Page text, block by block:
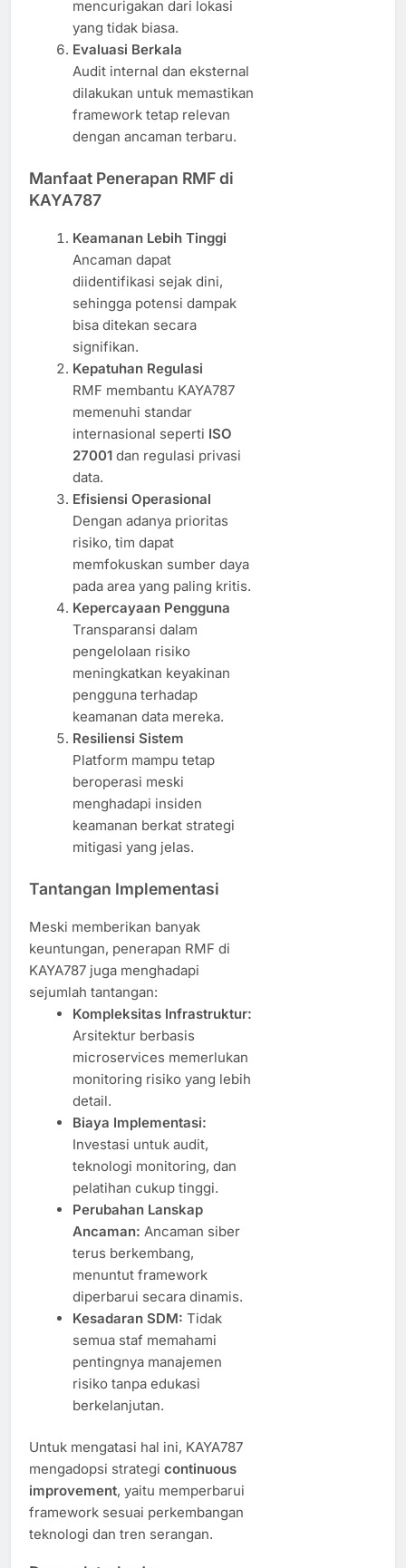
mencurigakan dari lokasi
yang tidak biasa.
Evaluasi Berkala
Audit internal dan eksternal
dilakukan untuk memastikan
framework tetap relevan
dengan ancaman terbaru.
Manfaat Penerapan RMF di
KAYA787
Keamanan Lebih Tinggi
Ancaman dapat
diidentifikasi sejak dini,
sehingga potensi dampak
bisa ditekan secara
signifikan.
Kepatuhan Regulasi
RMF membantu KAYA787
memenuhi standar
internasional seperti ISO
27001dan regulasi privasi
data.
Efisiensi Operasional
Dengan adanya prioritas
risiko, tim dapat
memfokuskan sumber daya
pada area yang paling kritis.
Kepercayaan Pengguna
Transparansi dalam
pengelolaan risiko
meningkatkan keyakinan
pengguna terhadap
keamanan data mereka.
Resiliensi Sistem
Platform mampu tetap
beroperasi meski
menghadapi insiden
keamanan berkat strategi
mitigasi yang jelas.
Tantangan Implementasi
Meski memberikan banyak
keuntungan, penerapan RMF di
KAYA787 juga menghadapi
sejumlah tantangan:
Kompleksitas Infrastruktur:
Arsitektur berbasis
microservices memerlukan
monitoring risiko yang lebih
detail.
Biaya Implementasi:
Investasi untuk audit,
teknologi monitoring, dan
pelatihan cukup tinggi.
Perubahan Lanskap
Ancaman: Ancaman siber
terus berkembang,
menuntut framework
diperbarui secara dinamis.
Kesadaran SDM: Tidak
semua staf memahami
pentingnya manajemen
risiko tanpa edukasi
berkelanjutan.
Untuk mengatasi hal ini, KAYA787
mengadopsi strategi continuous
improvement, yaitu memperbarui
framework sesuai perkembangan
teknologi dan tren serangan.